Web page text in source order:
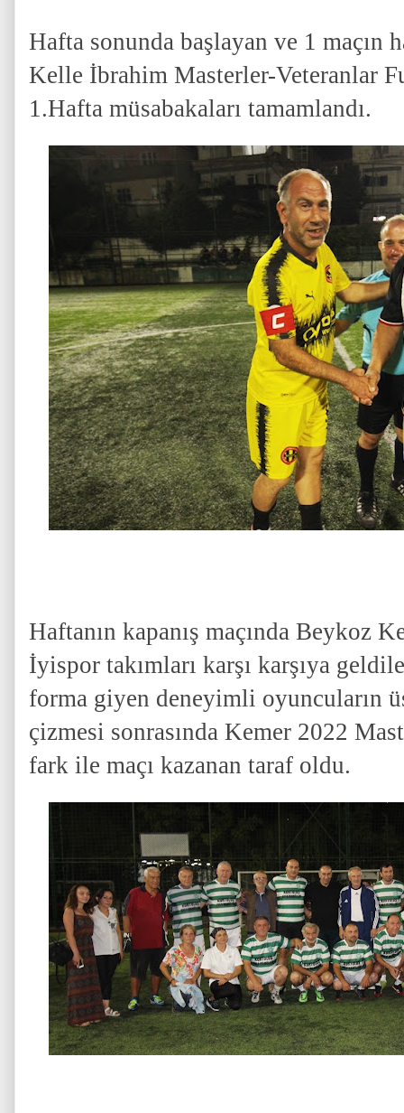
Hafta sonunda başlayan ve 1 maçın
Kelle İbrahim Masterler-Veteranlar
1.Hafta müsabakaları tamamlandı.
Haftanın kapanış maçında Beykoz
İyispor takımları karşı karşıya
forma giyen deneyimli oyuncuların
çizmesi sonrasında Kemer 2022
fark ile maçı kazanan taraf oldu.